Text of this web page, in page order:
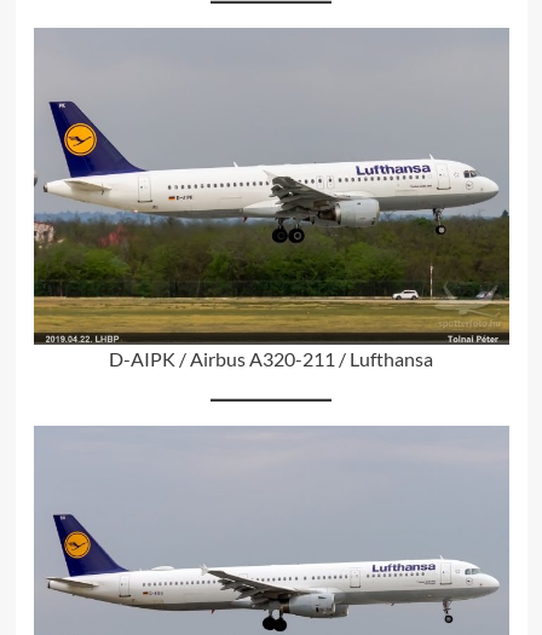
D-AIPK / Airbus A320-211 / Lufthansa